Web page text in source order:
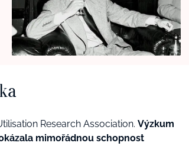
Research Association. Výzkum
mimořádnou schopnost